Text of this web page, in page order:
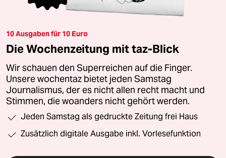
10 Ausgaben für 10 Euro
Die Wochenzeitung mit taz-Blick
Wir schauen den Superreichen auf die Finger.
Unsere wochentaz bietet jeden Samstag
Journalismus, der es nicht allen recht macht und
Stimmen, die woanders nicht gehört werden.
Jeden Samstag als gedruckte Zeitung frei Haus
Zusätzlich digitale Ausgabe inkl. Vorlesefunktion